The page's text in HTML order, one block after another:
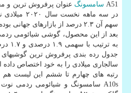
A51 سامسونگ عنوان پرفروش ترین و
در سه ماهه
سهم آن ۲.۳ درصد از بازارهای جهانی بوده است.
به
جدول رده بندی پرفروش ترین گوشیهای
سالجاری میلادی را به خود اختصاص داده
رتبه های چهارم تا ششم این لیست